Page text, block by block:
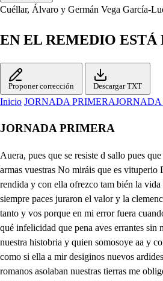
Cuéllar, Álvaro y Germán Vega García-
EN EL REMEDIO ESTÁ
Proponer corrección Descargar TXT
Inicio JORNADA PRIMERA
JORNADA PRIMERA
Auera, pues que se resiste d sallo pues que no se rinde muera pedazos habéis de hacerme antes de lograr la empresa Valerio esposo, señor, soldados, pues como de esta suerte contra un hombre solo as primir las armas vuestras No miráis que es vituperio Dejadme a mí, porque sepa que aunque ha muchos se resiste uno solo hay que le venza rendiós, pues de Viriaro os halláis en la presencia a tus pies, señor mi espada está rendida y con ella ofrezco tam bién la vida mas esto con advertencia que si no fuera a la tuya a ninguna se rindiera y también una mujer infelice te presenta por mérito su humildad y al perdón segura llega pues siempre paces juraron el valor y la clemencia y con ella otra mujer más desdichada y más necia pues ella sus males sigue y yo a sus males ya ella levantad todos del suelo vos, porque fuera bajeza en mi ajar aliento tanto y vos porque en mi error fuera cuando por cielo os admiro teñor el cielo en la tierra y porque la admiración de beros aquí me fuerza a saber quién sois, decidme que firina que trajedia que suceso que tracaso qué infelicidad que pena aves errantes sin norte sin sino singuía y sin muestra a manos de mis soldados os hujo de esta manera pues ya que haciéndola salva a nuestra suerte deseas dela cae aare aquiere saber nuestra histobria y quien somosoye aa y considera que en mi vida y mis sucesos los de esta dema se encierran como principal moctivo que los causa y los jomenta prosque que la notcia te enmade con las veras como si ella a mir desiginos nuevos ardides abriera Yo, señor soy español merida es mi patria en ella entre delicias suaves pase la infancia primera. pasando de esta edad a la juvenil la inquiesa furia con que los romanos asolaban nuestras tierras me obligó a seguir a Marte en su militar escuela y enbreve tiempo salí primores dando a sus letras pues los rasgos de mi espada son los libros de su ciencia ses mil españolez fuemos a resistir la soberbia de los romanos a tiempo que ya sus águilas eran si en por africes del